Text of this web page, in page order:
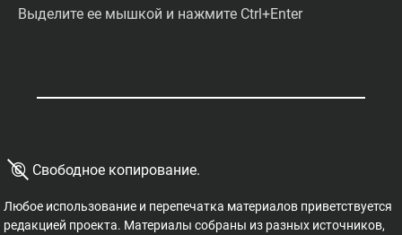
Выделите ее мышкой и нажмите Ctrl+Enter
© Свободное копирование.
Любое использование и перепечатка материалов приветствуется
редакцией проекта. Материалы собраны из разных источников,